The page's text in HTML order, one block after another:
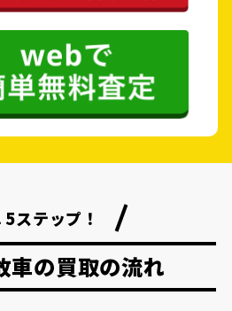
ステップ！
車の買取の流れ